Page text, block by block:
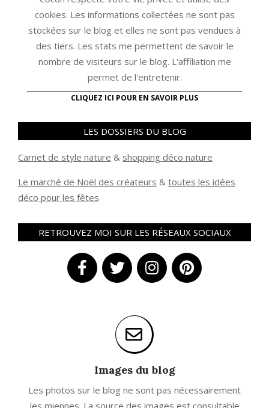
cookies. Les informations collectées ne sont pas
stockées sur le blog et elles ne sont pas vendues à
des tiers. Les stats me permettent de savoir le
nombre de visiteurs sur le blog. L'affiliation me
permet de l'entretenir.
CLIQUEZ ICI POUR EN SAVOIR PLUS
LES DOSSIERS DU BLOG
Carnet de style nature & shopping déco nature
Le marché de Noël des créateurs & toutes les idées
déco pour les fêtes
RETROUVEZ MOI SUR LES RÉSEAUX SOCIAUX
Images du blog
Les photos sur le blog ne sont pas nécessairement